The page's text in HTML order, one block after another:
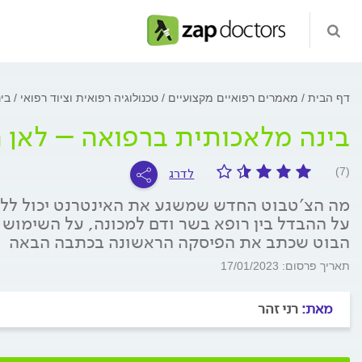
דף הבית מאמרים רפואיים מקצועיים טכנולוגיה רפואית וציוד רפואי
בינה מלאכותית ברפואה –
(7) לדרג
מה הצ׳טבוט החדש שמשגע את האינטרנט יכול
על ההבדל בין רופא בשר ודם למכונה, על
הבוט שכתב את הפיסקה הראשונה בכתבה הבאה
תאריך פרסום: 17/01/2023
מאת: רני זהר